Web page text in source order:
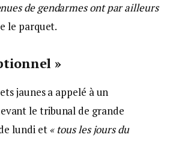
de gendarmes ont par ailleurs
le parquet.
»
jaunes a appelé à un
le tribunal de grande
lundi et« tous les jours du